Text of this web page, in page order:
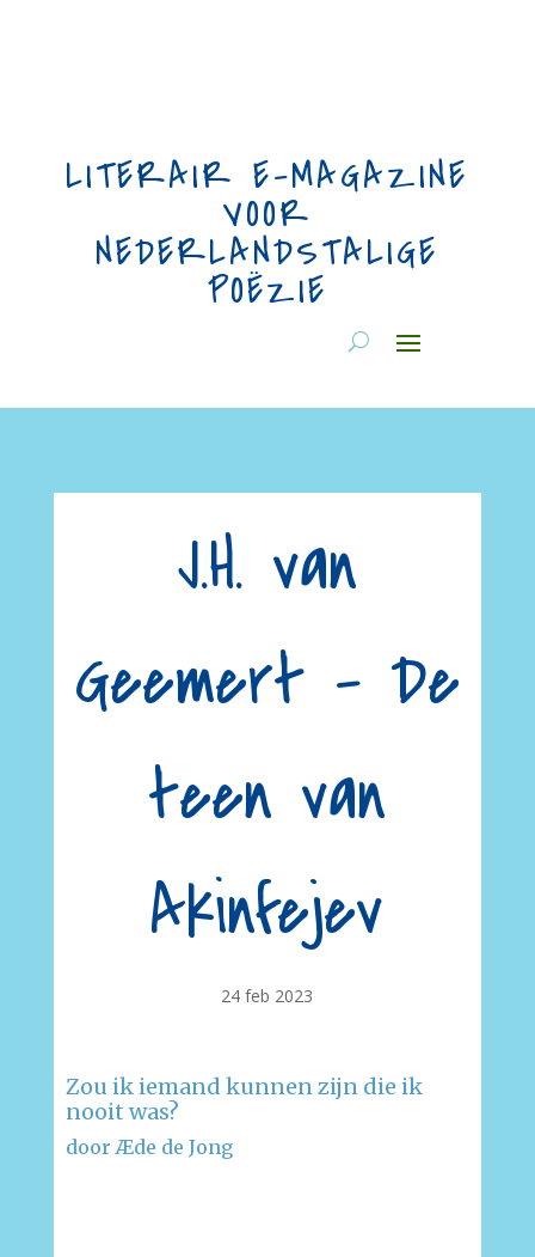
LITERAIR E-MAGAZINE
VOOR
NEDERLANDSTALIGE
POËZIE
J.H. van
Geemert – De
teen van
Akinfejev
24 feb 2023
Zou ik iemand kunnen zijn die ik
nooit was?
door Æde de Jong